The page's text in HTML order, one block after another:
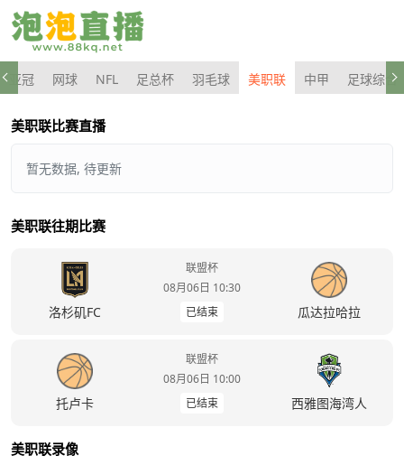
亚冠 网球 NFL 足总杯 羽毛球 美职联 中甲 足球综合
美职联比赛直播
暂无数据, 待更新
美职联往期比赛
洛杉矶FC
联盟杯
08月06日 10:30
已结束
瓜达拉哈拉
托卢卡
联盟杯
08月06日 10:00
已结束
西雅图海湾人
美职联录像